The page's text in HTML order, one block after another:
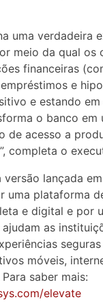
uma verdadeira
meio da qual os
financeiras
e
e estando em
o banco em
de acesso a
completa o
lançada
uma plataforma
e digital e por
as
móveis,
saber mais:
elevate